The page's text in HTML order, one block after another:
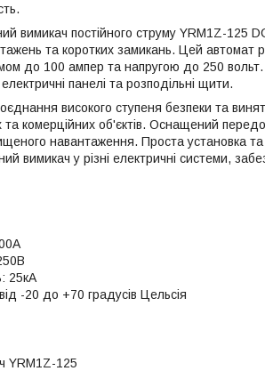
вимикач постійного струму YRM1Z-125
та коротких замикань. Цей автомат
до 100 ампер та напругою до 250
панелі та розподільні щити.
високого ступеня безпеки та
комерційних об'єктів. Оснащений
навантаження. Проста установка
вимикач у різні електричні системи,
25кА
-20 до +70 градусів Цельсія
YRM1Z-125